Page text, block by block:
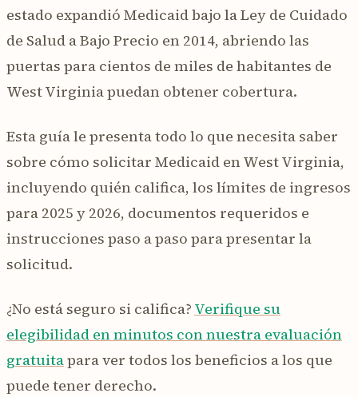
estado expandió Medicaid bajo la Ley de Cuidado
de Salud a Bajo Precio en 2014, abriendo las
puertas para cientos de miles de habitantes de
West Virginia puedan obtener cobertura.
Esta guía le presenta todo lo que necesita saber
sobre cómo solicitar Medicaid en West Virginia,
incluyendo quién califica, los límites de ingresos
para 2025 y 2026, documentos requeridos e
instrucciones paso a paso para presentar la
solicitud.
¿No está seguro si califica? Verifique su
elegibilidad en minutos con nuestra evaluación
gratuitapara ver todos los beneficios a los que
puede tener derecho.